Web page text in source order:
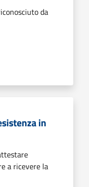
da
in
a ricevere la